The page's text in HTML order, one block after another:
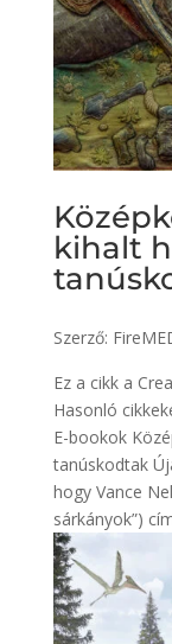
kihalt
Szerző:
Ez a cikk a
Hasonló
E-bookok
tanúskodtak
hogy Vance
sárkányok”)